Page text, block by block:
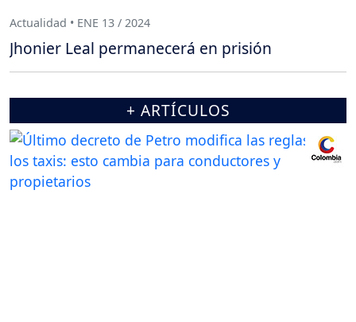
Actualidad • ENE 13 / 2024
Jhonier Leal permanecerá en prisión
+ ARTÍCULOS